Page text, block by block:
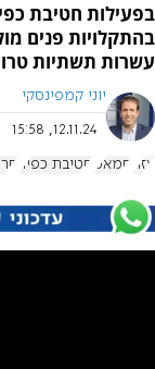
בפעילות חטיבת
בהתקלויות פנים
עשרות תשתיות
יוני קמפינסקי
12.11.24, 15:58
עזה חמאס חטיבת כפיר